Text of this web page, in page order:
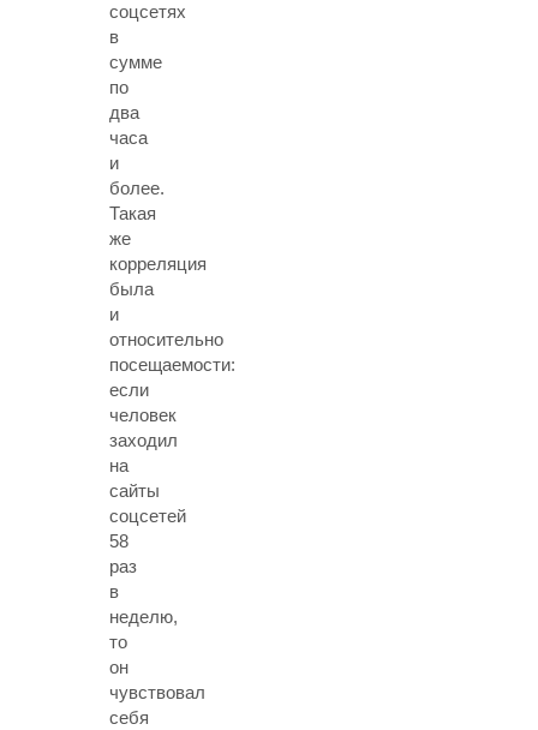
соцсетях
в
сумме
по
два
часа
и
более.
Такая
же
корреляция
была
и
относительно
посещаемости:
если
человек
заходил
на
сайты
соцсетей
58
раз
в
неделю,
то
он
чувствовал
себя